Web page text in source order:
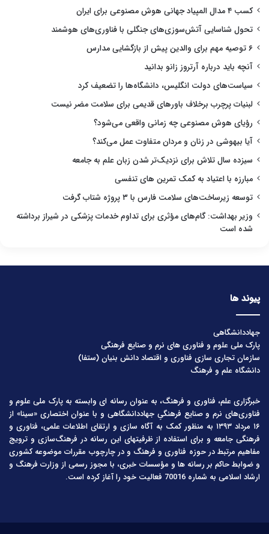
کسب ۴ مدال المپیاد جهانی هوش مصنوعی برای ایران
تحول شناسایی آتش‌سوزی‌های جنگلی با فناوری‌های هوشمند
۶ توصیه مهم برای والدین پیش از بازگشایی مدارس
آنچه باید درباره آرتروز زانو بدانید
سیاست‌های دولت انگلیس، دانشگاه‌ها را تضعیف کرد
لبنیات پرچرب برخلاف باورهای قدیمی برای سلامت مضر نیست
رؤیای هوش مصنوعی چه زمانی واقعی می‌شود؟
آیا بیهوشی در زنان و مردان متفاوت عمل می‌کند؟
سیزده سال تلاش برای نزدیک‌تر شدن زبان علم به جامعه
مبارزه با اعتیاد به کمک تمرین های تنفسی
توسعه زیرساخت‌های سلامت فارس با ۳ پروژه شتاب گرفت
وزیر بهداشت: گام‌های مؤثری برای تداوم خدمات پزشکی در شیراز برداشته
شده است
پیوند ها
جهاددانشگاهی
پارک ملی علوم و فناوری های نرم و صنایع فرهنگی
سازمان تجاری سازی فناوری و اقتصاد دانش بنیان (ستفا)
دانشگاه علم و فرهنگ
خبرگزاری علم، فناوری و فرهنگ، به عنوان رسانه ای وابسته به پارک ملی علوم و
فناوری‌های نرم و صنایع فرهنگیِ جهاددانشگاهی و با عنوان اختصاری «سینا» از
۱۶ مرداد ۱۳۹۳ به منظور کمک به آگاه سازی و ارتقای اطلاعات علمی، فناوری و
فرهنگی جامعه و برای استفاده از ظرفیتهای این رسانه در فرهنگ‌سازی و ترویج
مفاهیم مرتبط در حوزه فناوری و فرهنگ و در چارچوب مقررات موضوعه کشوری
و ضوابط حاکم بر رسانه ها و مؤسسات خبری، با مجوز رسمی از وزارت فرهنگ و
ارشاد اسلامی به شماره 70016 فعالیت خود را آغاز کرده است.